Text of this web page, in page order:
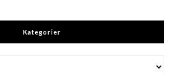
Kategorier